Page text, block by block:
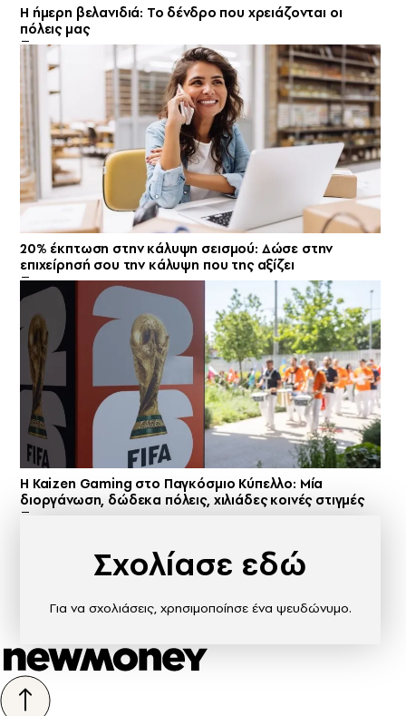
Η ήμερη βελανιδιά: Το δένδρο που χρειάζονται οι
πόλεις μας
20% έκπτωση στην κάλυψη σεισμού: Δώσε στην
επιχείρησή σου την κάλυψη που της αξίζει
H Kaizen Gaming στο Παγκόσμιο Kύπελλο: Μία
διοργάνωση, δώδεκα πόλεις, χιλιάδες κοινές στιγμές
Σχολίασε εδώ
Για να σχολιάσεις, χρησιμοποίησε ένα ψευδώνυμο.